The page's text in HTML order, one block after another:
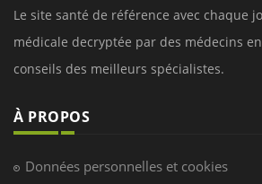
Le site santé de référence avec chaque
médicale decryptée par des médecins
conseils des meilleurs spécialistes.
À PROPOS
Données personnelles et cookies